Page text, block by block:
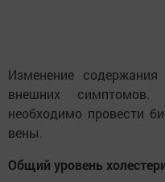
Изменение содержания
внешних симптомов.
необходимо провести
вены.
Общий уровень